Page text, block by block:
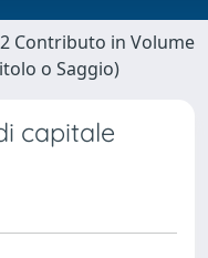
2 Contributo in Volume
o Saggio)
capitale